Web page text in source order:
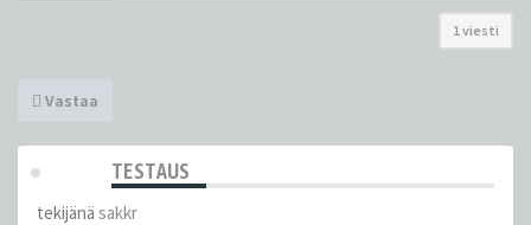
1 viesti
Vastaa
TESTAUS
tekijänä sakkr